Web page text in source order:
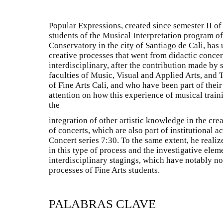
Popular Expressions, created since semester II
students of the Musical Interpretation program
Conservatory in the city of Santiago de Cali,
creative processes that went from didactic
interdisciplinary, after the contribution made by
faculties of Music, Visual and Applied Arts, and
of Fine Arts Cali, and who have been part of
attention on how this experience of musical
the
integration of other artistic knowledge in the
of concerts, which are also part of institutional
Concert series 7:30. To the same extent, he
in this type of process and the investigative
interdisciplinary stagings, which have notably
processes of Fine Arts students.
PALABRAS CLAVE